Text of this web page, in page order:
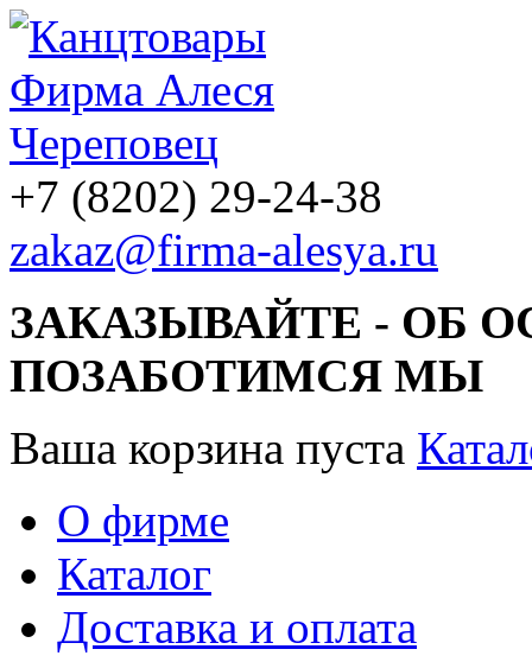
+7 (8202) 29-24-38
zakaz@firma-alesya.ru
ЗАКАЗЫВАЙТЕ - ОБ
ПОЗАБОТИМСЯ МЫ
Ваша корзина пуста
О фирме
Каталог
Доставка и оплата